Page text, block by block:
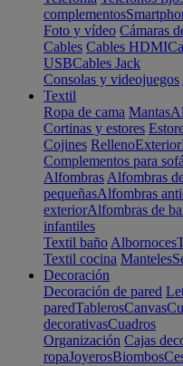
complementos
Foto y vídeo Cámaras
Cables Cables HDMI
USBCables Jack
Consolas y videojuegos
Textil
Ropa de cama Mantas
Cortinas y estores
Cojines RellenoExterior
Complementos para
Alfombras Alfombras
pequeñasAlfombras
exteriorAlfombras de
infantiles
Textil baño Albornoces
Textil cocina Manteles
Decoración
Decoración de pared
paredTablerosCanvas
decorativasCuadros
Organización Cajas
ropaJoyerosBiombos